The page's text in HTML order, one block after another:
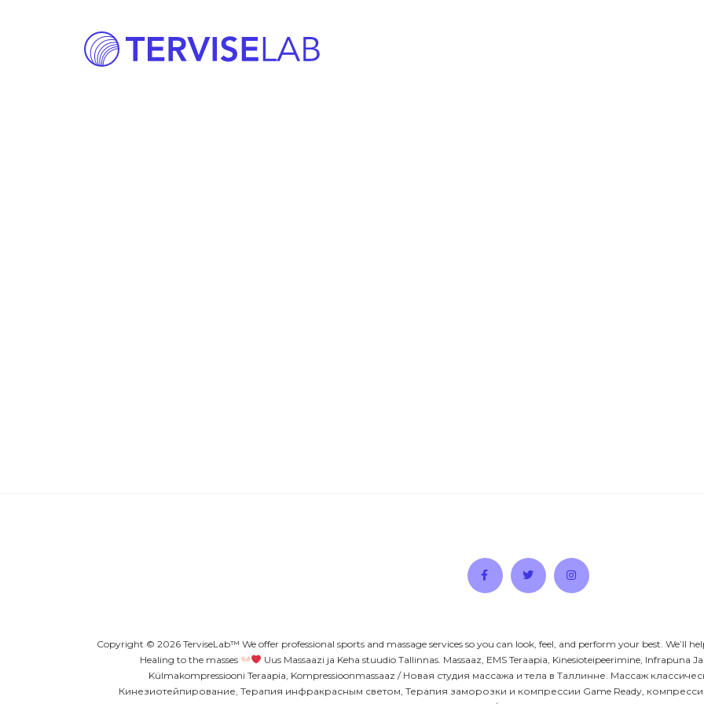
Copyright © 2026 TerviseLab™ We offer professional sports and massage services so you can look, feel, and perform your best. We’ll
Healing to the masses
Uus Massaazi ja Keha stuudio Tallinnas. Massaaz, EMS Teraapia, Kinesioteipeerimine, Infrapuna
Külmakompressiooni Teraapia, Kompressioonmassaaz / Новая студия массажа и тела в Таллинне. Массаж
Кинезиотейпирование, Терапия инфракрасным светом, Терапия заморозки и компрессии Game Ready,